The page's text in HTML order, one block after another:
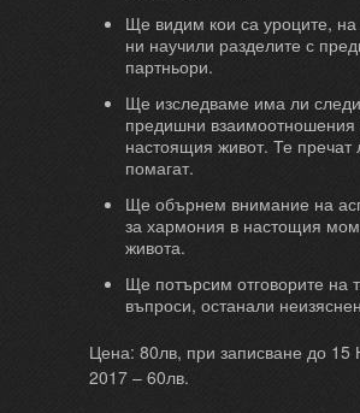
Ще видим кои са уроците, на
ни научили разделите с
партньори.
Ще изследваме има ли
предишни взаимоотношения
настоящия живот. Те пречат
помагат.
Ще обърнем внимание на
за хармония в настощия
живота.
Ще потърсим отговорите на
въпроси, останали
Цена: 80лв, при записване до 15
2017 – 60лв.